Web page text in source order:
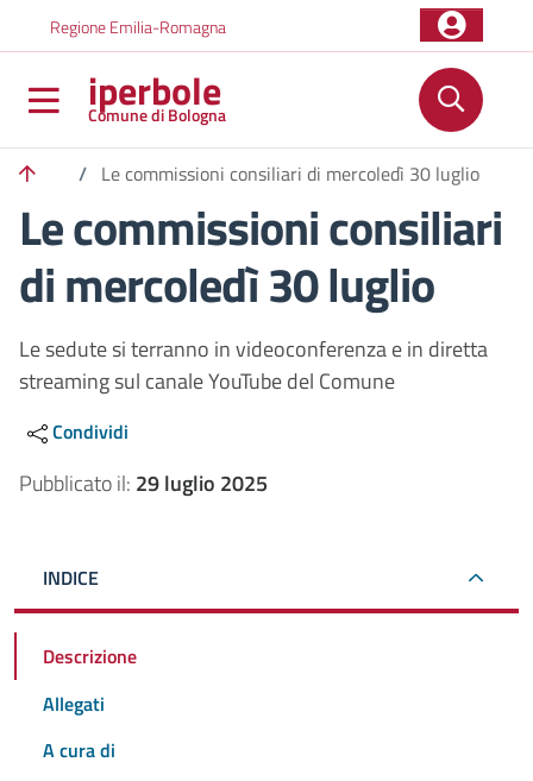
Regione Emilia-Romagna
iperbole
Comune di Bologna
/ Le commissioni consiliari di mercoledì 30 luglio
Le commissioni consiliari
di mercoledì 30 luglio
Le sedute si terranno in videoconferenza e in diretta
streaming sul canale YouTube del Comune
Condividi
Pubblicato il: 29 luglio 2025
INDICE
Descrizione
Allegati
A cura di